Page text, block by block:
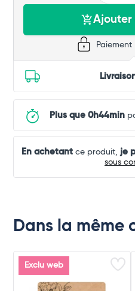
Ajouter
Paiement
Plus que 0h44min
En achetantce produit, je
sous
Dans la même
Exclu web